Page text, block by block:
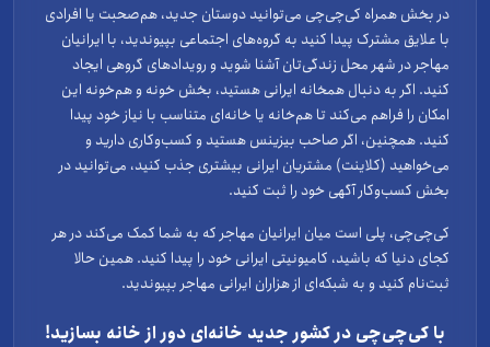
در بخش همراه کی‌چی‌چی می‌توانید دوستان جدید، هم‌صحبت یا افرادی
با علایق مشترک پیدا کنید به گروه‌های اجتماعی بپیوندید، با ایرانیان
مهاجر در شهر محل زندگی‌تان آشنا شوید و رویدادهای گروهی ایجاد
کنید. اگر به دنبال همخانه ایرانی هستید، بخش خونه و هم‌خونه این
امکان را فراهم می‌کند تا هم‌خانه یا خانه‌ای متناسب با نیاز خود پیدا
کنید. همچنین، اگر صاحب بیزینس هستید و کسب‌وکاری دارید و
می‌خواهید (کلاینت) مشتریان ایرانی بیشتری جذب کنید، می‌توانید در
بخش کسب‌وکار آگهی خود را ثبت کنید.
کی‌چی‌چی، پلی است میان ایرانیان مهاجر که به شما کمک می‌کند در هر
کجای دنیا که باشید، کامیونیتی ایرانی خود را پیدا کنید. همین حالا
ثبت‌نام کنید و به شبکه‌ای از هزاران ایرانی مهاجر بپیوندید.
با کی‌چی‌چی در کشور جدید خانه‌ای دور از خانه بسازید!